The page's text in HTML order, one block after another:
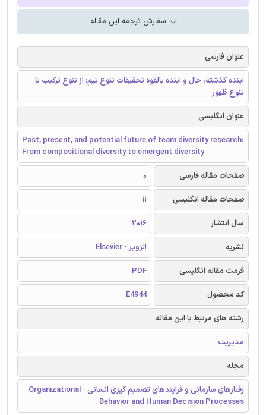
سفارش ترجمه این مقاله
عنوان فارسی
آینده گذشته، حال و آینده بالقوه تحقیقات تنوع تیم: از تنوع ترکیب تا
تنوع ظهور
عنوان انگلیسی
Past, present, and potential future of team diversity research:
From compositional diversity to emergent diversity
صفحات مقاله فارسی
0
صفحات مقاله انگلیسی
11
سال انتشار
2016
نشریه
الزویر - Elsevier
فرمت مقاله انگلیسی
PDF
کد محصول
E4944
رشته های مرتبط با این مقاله
مدیریت
مجله
رفتارهای سازمانی و فرایندهای تصمیم گیری انسانی - Organizational
Behavior and Human Decision Processes